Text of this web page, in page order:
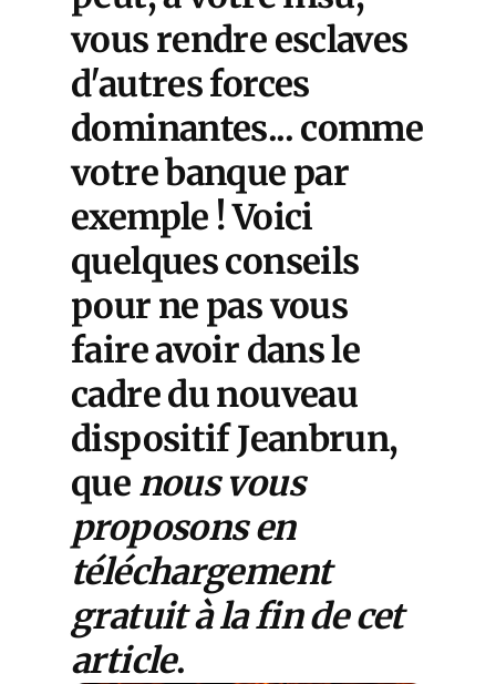
vous rendre esclaves
d'autres forces
dominantes... comme
votre banque par
exemple ! Voici
quelques conseils
pour ne pas vous
faire avoir dans le
cadre du nouveau
dispositif Jeanbrun,
que nous vous
proposons en
téléchargement
gratuit à la fin de cet
article.